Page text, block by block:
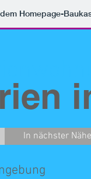
Homepage-
In nächster Nähe